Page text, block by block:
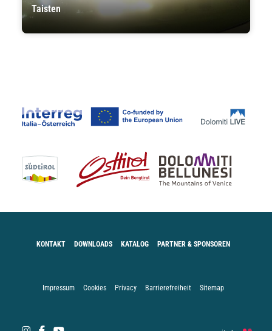
Taisten
KONTAKT DOWNLOADS KATALOG PARTNER & SPONSOREN
Impressum Cookies Privacy Barrierefreiheit Sitemap